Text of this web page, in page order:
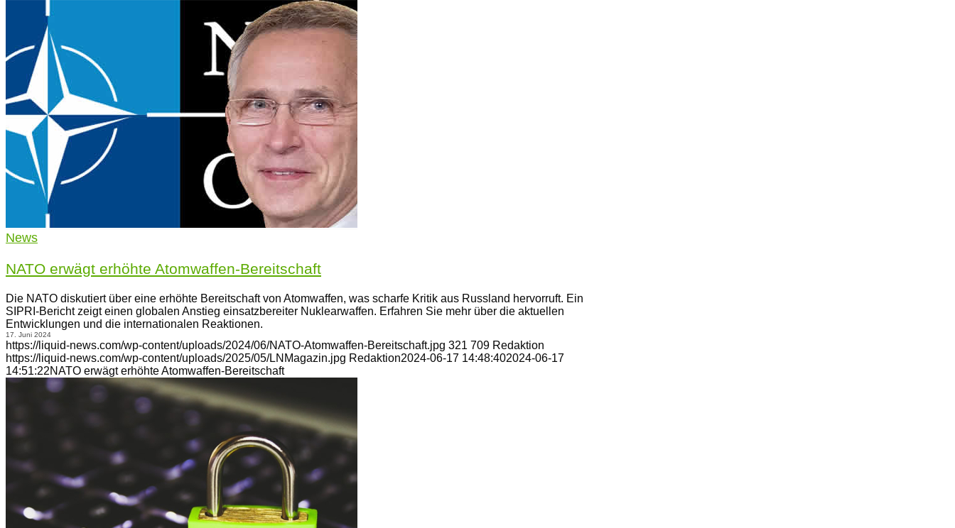
News
NATO erwägt erhöhte Atomwaffen-Bereitschaft
Die NATO diskutiert über eine erhöhte Bereitschaft von Atomwaffen, was scharfe Kritik aus Russland hervorruft. Ein
SIPRI-Bericht zeigt einen globalen Anstieg einsatzbereiter Nuklearwaffen. Erfahren Sie mehr über die aktuellen
Entwicklungen und die internationalen Reaktionen.
17. Juni 2024
https://liquid-news.com/wp-content/uploads/2024/06/NATO-Atomwaffen-Bereitschaft.jpg 321 709 Redaktion
https://liquid-news.com/wp-content/uploads/2025/05/LNMagazin.jpg Redaktion2024-06-17 14:48:402024-06-17
14:51:22NATO erwägt erhöhte Atomwaffen-Bereitschaft